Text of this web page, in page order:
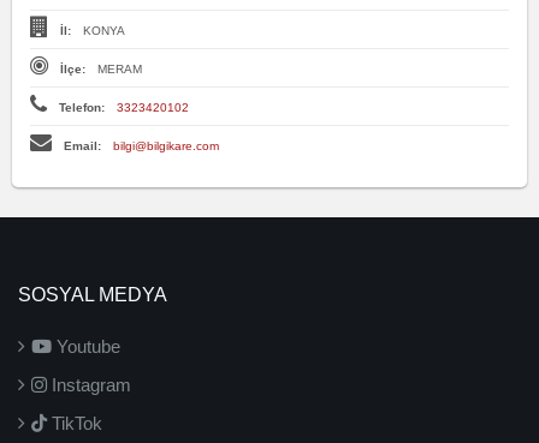
İl: KONYA
İlçe: MERAM
Telefon: 3323420102
Email: bilgi@bilgikare.com
SOSYAL MEDYA
Youtube
Instagram
TikTok